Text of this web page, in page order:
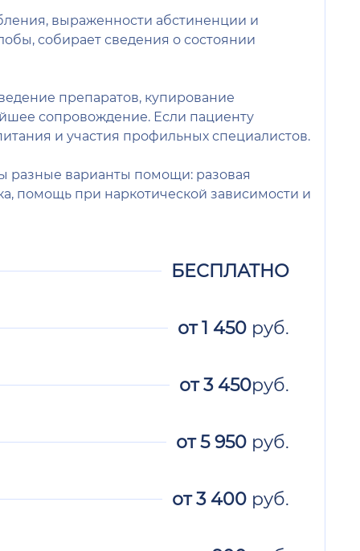
выраженности абстиненции и
собирает сведения о состоянии
препаратов, купирование
сопровождение. Если пациенту
и участия профильных специалистов.
разные варианты помощи: разовая
помощь при наркотической зависимости и
БЕСПЛАТНО
от1 450 руб.
от3 450руб.
от5 950 руб.
от3 400 руб.